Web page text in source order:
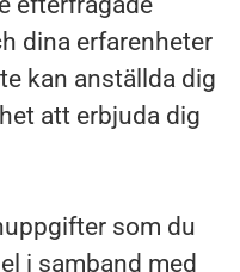
dina erfarenheter
kan anställda dig
att erbjuda dig
som du
i samband med